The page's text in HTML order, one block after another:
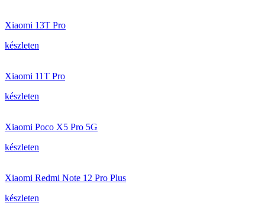
Xiaomi 13T Pro
készleten
Xiaomi 11T Pro
készleten
Xiaomi Poco X5 Pro 5G
készleten
Xiaomi Redmi Note 12 Pro Plus
készleten